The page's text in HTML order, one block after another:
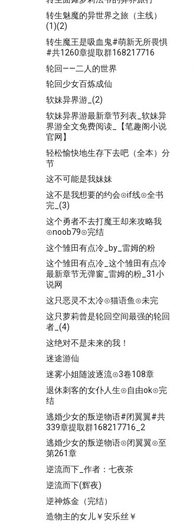
转生魅魔的异世界之旅（主线）
(1)(2)
转生魔王是吸血鬼#萌新无所畏惧
#共1260章提取群168217716
轮回——二人的世界
轮回少女百炼成仙
软妹异界游_(2)
软妹异界游最新章节列表_软妹异
界游全文免费阅读_【笔趣阁小说
官网】
轻松愉快地生存下去吧（全本）分
节
这不可能是我妹妹
这不是我想要的约会⊙if线⊙全书
完_(3)
这个勇者不去打魔王却来攻略我
⊙noob79⊙完结
这个雏田有点冷_by_雷姆的粉
这个雏田有点冷_这个雏田有点冷
最新章节无弹窗_雷姆的粉_31小
说网
这只恶灵不太冷⊙猫语鱼⊙未完
这只萝莉曾是轮回空间最强的轮回
者_(4)
这绝对不是未来的我！
迷途游仙
迷雾小姐随波逐流⊙3卷108章
退休刺客的女仆人生⊙自由ok⊙完
结
逃婚少女的叛逆物语#闭翼翼#共
339章提取群168217716_2
逃婚少女的叛逆物语⊙闭翼翼⊙至
第261章
逆流而下_作者：七夜茶
逆流而下(辉夜)
逆神炼金（完结）
造物主的女儿￥安乐丝￥